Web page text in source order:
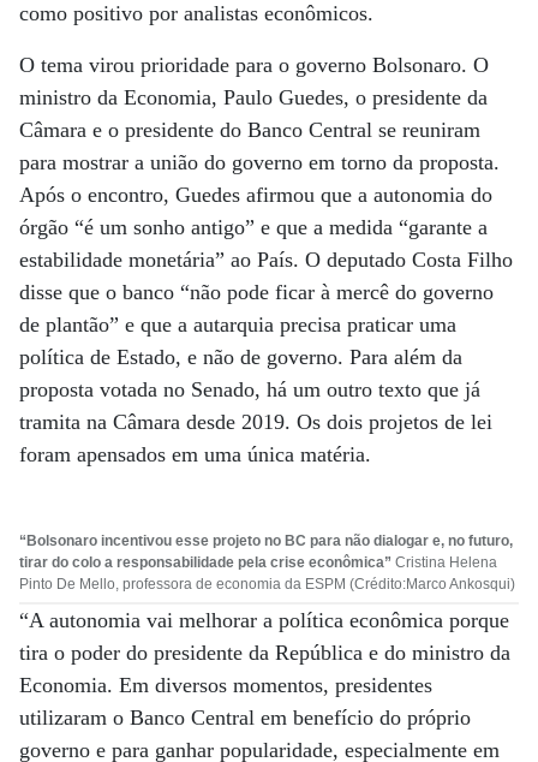
como positivo por analistas econômicos.
O tema virou prioridade para o governo Bolsonaro. O
ministro da Economia, Paulo Guedes, o presidente da
Câmara e o presidente do Banco Central se reuniram
para mostrar a união do governo em torno da proposta.
Após o encontro, Guedes afirmou que a autonomia do
órgão “é um sonho antigo” e que a medida “garante a
estabilidade monetária” ao País. O deputado Costa Filho
disse que o banco “não pode ficar à mercê do governo
de plantão” e que a autarquia precisa praticar uma
política de Estado, e não de governo. Para além da
proposta votada no Senado, há um outro texto que já
tramita na Câmara desde 2019. Os dois projetos de lei
foram apensados em uma única matéria.
“Bolsonaro incentivou esse projeto no BC para não dialogar e, no futuro,
tirar do colo a responsabilidade pela crise econômica” Cristina Helena
Pinto De Mello, professora de economia da ESPM (Crédito:Marco Ankosqui)
“A autonomia vai melhorar a política econômica porque
tira o poder do presidente da República e do ministro da
Economia. Em diversos momentos, presidentes
utilizaram o Banco Central em benefício do próprio
governo e para ganhar popularidade, especialmente em